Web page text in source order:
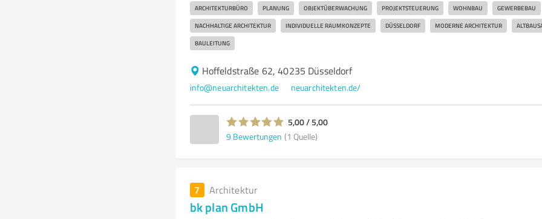
ARCHITEKTURBÜRO PLANUNG OBJEKTÜBERWACHUNG PROJEKTSTEUERUNG WOHNBAU GEWERBEBAU
NACHHALTIGE ARCHITEKTUR INDIVIDUELLE RAUMKONZEPTE DÜSSELDORF MODERNE ARCHITEKTUR
BAULEITUNG
Hoffeldstraße 62, 40235 Düsseldorf
info@neuarchitekten.de neuarchitekten.de/
5,00 / 5,00
9 Bewertungen (1 Quelle)
7 Architektur
bk plan GmbH